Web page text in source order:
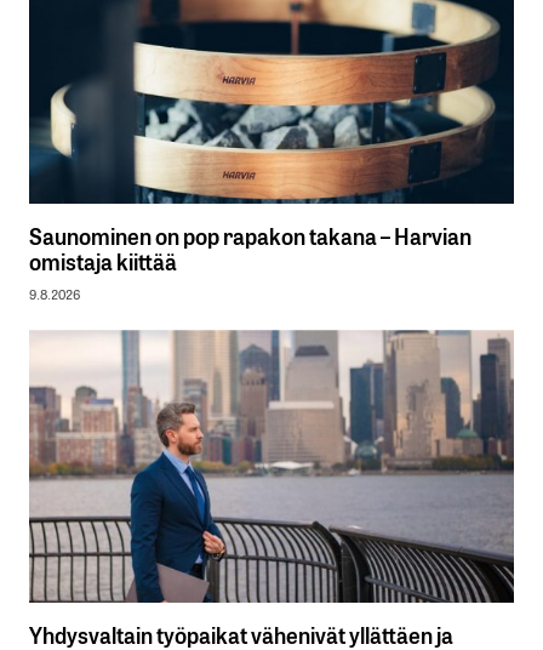
Saunominen on pop rapakon takana – Harvian
omistaja kiittää
9.8.2026
Yhdysvaltain työpaikat vähenivät yllättäen ja